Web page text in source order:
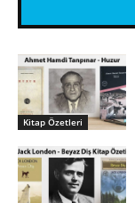
Kitap Özetleri